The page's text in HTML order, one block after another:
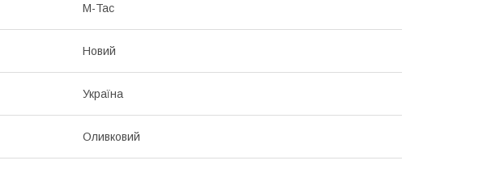
M-Tac
Новий
Україна
Оливковий